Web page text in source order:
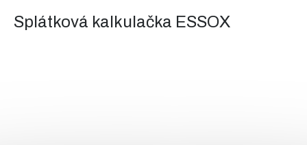
Splátková kalkulačka ESSOX